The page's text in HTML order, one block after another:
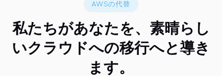
AWSの代替
私たちがあなたを、素晴らし
いクラウドへの移行へと導き
ます。